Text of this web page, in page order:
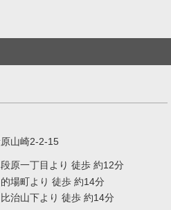
山崎2-2-15
原一丁目より 徒歩 約12分
場町より 徒歩 約14分
治山下より 徒歩 約14分